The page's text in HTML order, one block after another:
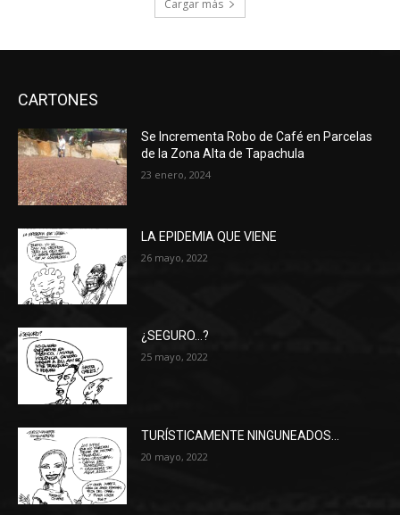
Cargar más
CARTONES
Se Incrementa Robo de Café en Parcelas
de la Zona Alta de Tapachula
23 enero, 2024
LA EPIDEMIA QUE VIENE
26 mayo, 2022
¿SEGURO…?
25 mayo, 2022
TURÍSTICAMENTE NINGUNEADOS…
20 mayo, 2022